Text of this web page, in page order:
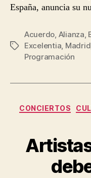
España, anuncia su
Etiquetas
Acuerdo Alianza
Excelentia Madrid
Programación
CONCIERTOS